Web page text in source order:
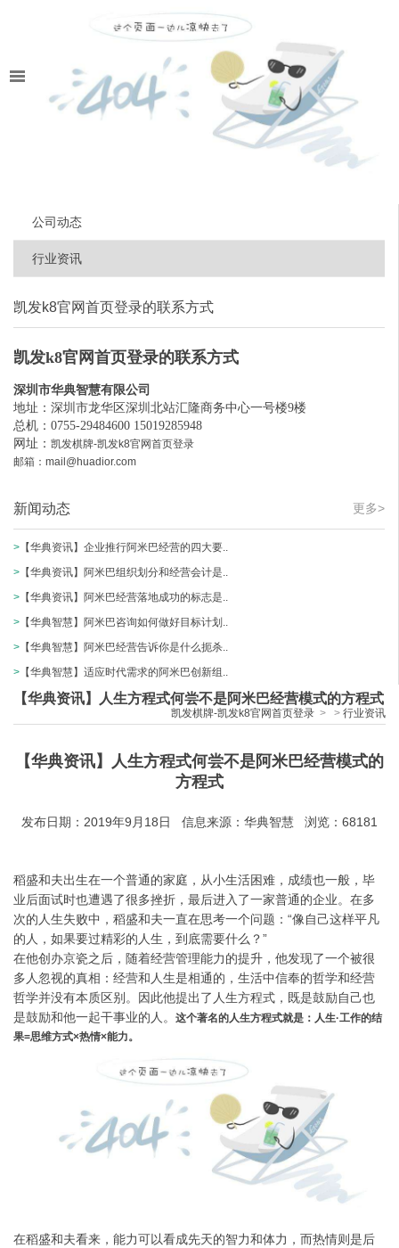
公司动态
行业资讯
凯发k8官网首页登录的联系方式
凯发k8官网首页登录的联系方式
深圳市华典智慧有限公司
地址：深圳市龙华区深圳北站汇隆商务中心一号楼9楼
总机：0755-29484600 15019285948
网址： 凯发棋牌-凯发k8官网首页登录
邮箱： mail@huadior.com
更多>
新闻动态
> 【华典资讯】企业推行阿米巴经营的四大要..
> 【华典资讯】阿米巴组织划分和经营会计是..
> 【华典资讯】阿米巴经营落地成功的标志是..
> 【华典智慧】阿米巴咨询如何做好目标计划..
> 【华典智慧】阿米巴经营告诉你是什么扼杀..
> 【华典智慧】适应时代需求的阿米巴创新组..
【华典资讯】人生方程式何尝不是阿米巴经营模式的方程式
凯发棋牌-凯发k8官网首页登录 > > 行业资讯
【华典资讯】人生方程式何尝不是阿米巴经营模式的
方程式
发布日期：2019年9月18日 信息来源：华典智慧 浏览：68181
稻盛和夫出生在一个普通的家庭，从小生活困难，成绩也一般，毕
业后面试时也遭遇了很多挫折，最后进入了一家普通的企业。在多
次的人生失败中，稻盛和夫一直在思考一个问题：“像自己这样平凡
的人，如果要过精彩的人生，到底需要什么？”
在他创办京瓷之后，随着经营管理能力的提升，他发现了一个被很
多人忽视的真相：经营和人生是相通的，生活中信奉的哲学和经营
哲学并没有本质区别。因此他提出了人生方程式，既是鼓励自己也
是鼓励和他一起干事业的人。 这个著名的人生方程式就是：人生·工作的结
果=思维方式×热情×能力。
在稻盛和夫看来，能力可以看成先天的智力和体力，而热情则是后